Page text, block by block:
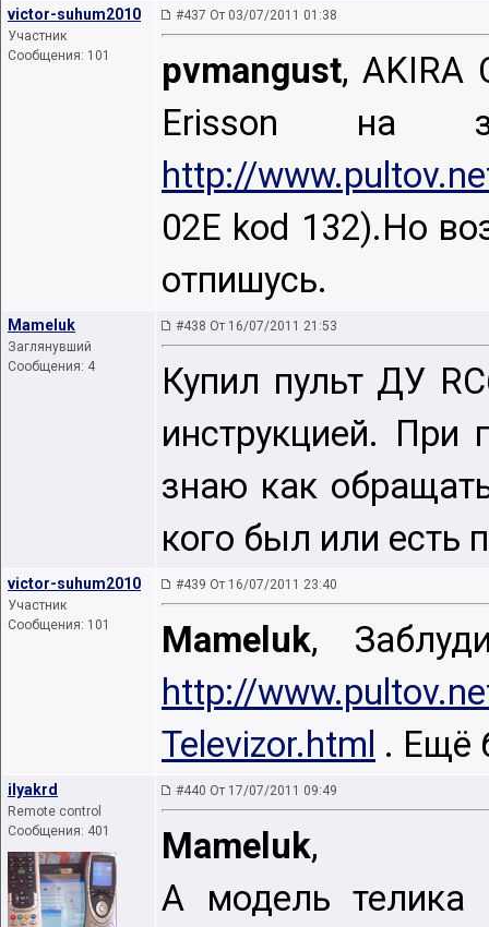
victor-suhum2010
Участник
Сообщения: 101
#437 От 03/07/2011 01:38
pvmangust, AKIRA
Erisson на
http://
02E kod 132).Но
отпишусь.
Mameluk
Заглянувший
Сообщения: 4
#438 От 16/07/2011 21:53
Купил пульт ДУ
инструкцией. При
знаю как
кого был или есть
victor-suhum2010
Участник
Сообщения: 101
#439 От 16/07/2011 23:40
Mameluk,
http://
Televizor.html . Ещё
ilyakrd
Remote control
Сообщения: 401
#440 От 17/07/2011 09:49
Mameluk,
А модель телика